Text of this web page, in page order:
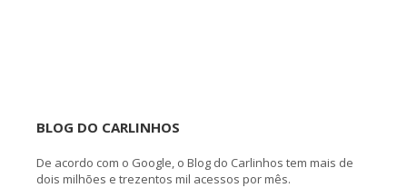
BLOG DO CARLINHOS
De acordo com o Google, o Blog do Carlinhos tem mais de
dois milhões e trezentos mil acessos por mês.